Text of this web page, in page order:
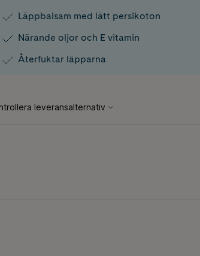
Läppbalsam med lätt persikoton
Närande oljor och E vitamin
Återfuktar läpparna